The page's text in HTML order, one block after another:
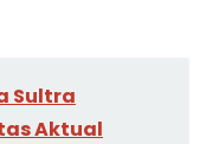
Sultra
Aktual